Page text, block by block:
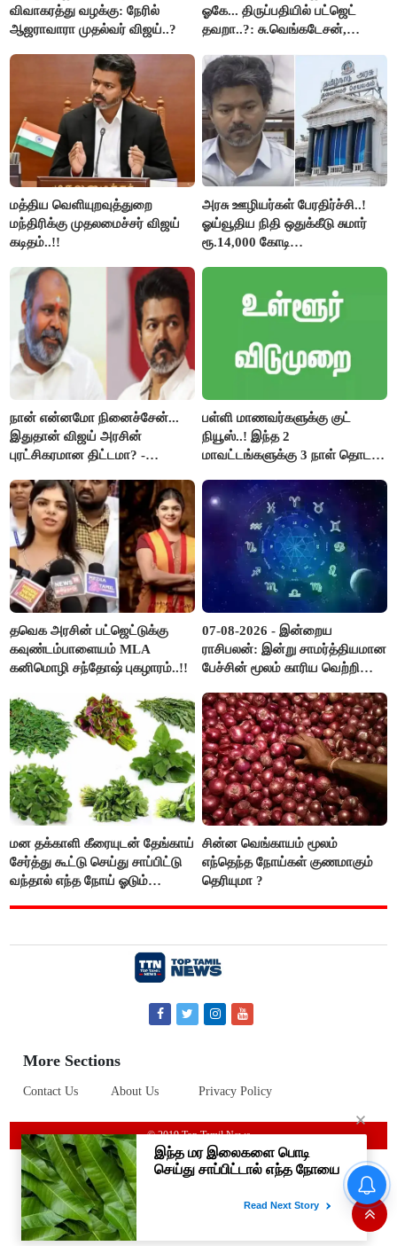
விவாகரத்து வழக்கு: நேரில்
ஆஜராவாரா முதல்வர் விஜய்..?
ஓகே... திருப்பதியில் பட்ஜெட்
தவறா..?: சு.வெங்கடேசன்,
கேள்வி..!
மத்திய வெளியுறவுத்துறை
மந்திரிக்கு முதலமைச்சர் விஜய்
கடிதம்..!!
அரசு ஊழியர்கள் பேரதிர்ச்சி..!
ஓய்வூதிய நிதி ஒதுக்கீடு சுமார்
ரூ.14,000 கோடி
நான் என்னமோ நினைச்சேன்...
இதுதான் விஜய் அரசின்
புரட்சிகரமான திட்டமா? -
பள்ளி மாணவர்களுக்கு குட்
நியூஸ்..! இந்த 2
மாவட்டங்களுக்கு 3 நாள் தொடர்
தவெக அரசின் பட்ஜெட்டுக்கு
கவுண்டம்பாளையம் MLA
கனிமொழி சந்தோஷ் புகழாரம்..!!
07-08-2026 - இன்றைய
ராசிபலன்: இன்று சாமர்த்தியமான
பேச்சின் மூலம் காரிய வெற்றி
பொறுப்புகளை ஒப்படைப்பதில்
கவனம் தேவை..!
மன தக்காளி கீரையுடன் தேங்காய்
சேர்த்து கூட்டு செய்து சாப்பிட்டு
வந்தால் எந்த நோய் ஓடும்
சின்ன வெங்காயம் மூலம்
எந்தெந்த நோய்கள் குணமாகும்
தெரியுமா ?
More Sections
Contact Us About Us Privacy Policy
© 2019 Top Tamil News